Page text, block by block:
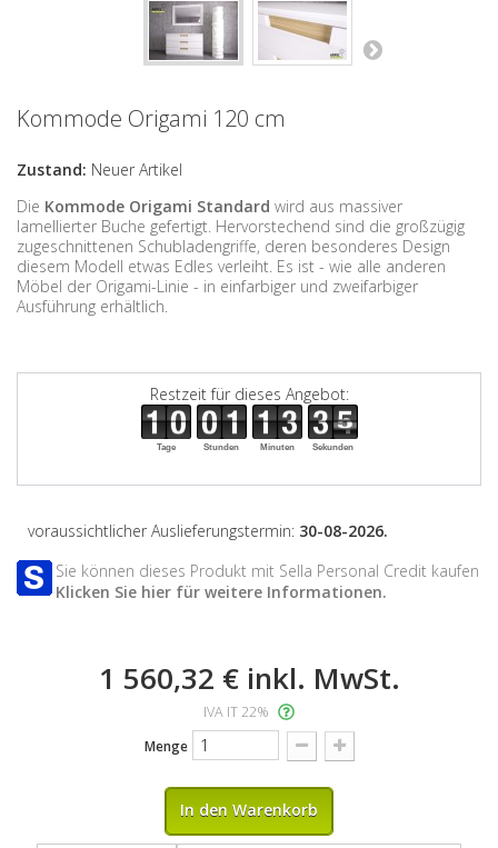
Kommode Origami 120 cm
Zustand: Neuer Artikel
Die Kommode Origami Standard wird aus massiver
lamellierter Buche gefertigt. Hervorstechend sind die großzügig
zugeschnittenen Schubladengriffe, deren besonderes Design
diesem Modell etwas Edles verleiht. Es ist - wie alle anderen
Möbel der Origami-Linie - in einfarbiger und zweifarbiger
Ausführung erhältlich.
Restzeit für dieses Angebot:
Tage Stunden Minuten Sekunden
voraussichtlicher Auslieferungstermin: 30-08-2026.
Sie können dieses Produkt mit Sella Personal Credit kaufen
Klicken Sie hier für weitere Informationen.
1 560,32 €inkl. MwSt.
IVA IT 22%
Menge
In den Warenkorb